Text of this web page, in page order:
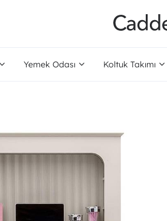
Yemek Odası Koltuk Takımı